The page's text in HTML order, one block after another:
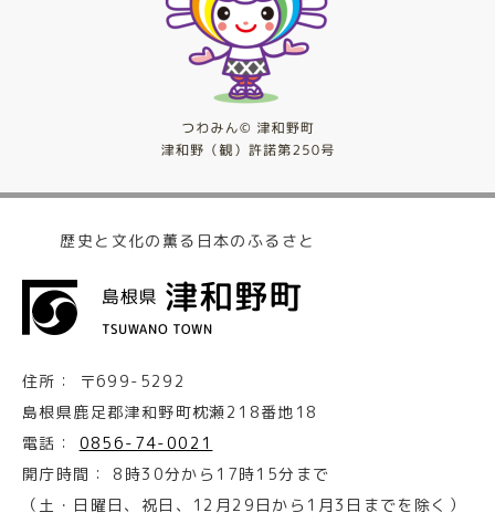
歴史と文化の薫る日本のふるさと
住所：
〒699-5292
島根県鹿足郡津和野町枕瀬218番地18
電話：
0856-74-0021
開庁時間：
8時30分から17時15分まで
（土・日曜日、祝日、12月29日から1月3日までを除く）